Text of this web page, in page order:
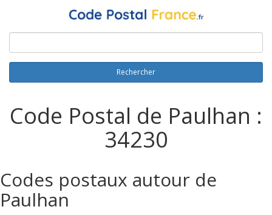
Rechercher
Code Postal de Paulhan :
34230
Codes postaux autour de
Paulhan